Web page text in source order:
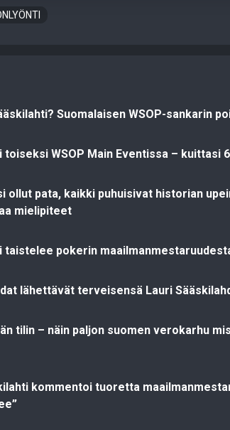
Suomalaisen WSOP-sankarin
toiseksi WSOP Main Eventissa – kuittasi
ollut pata, kaikki puhuisivat historian
mielipiteet
taistelee pokerin
lähettävät terveisensä Lauri
tilin – näin paljon suomen verokarhu
kommentoi tuoretta